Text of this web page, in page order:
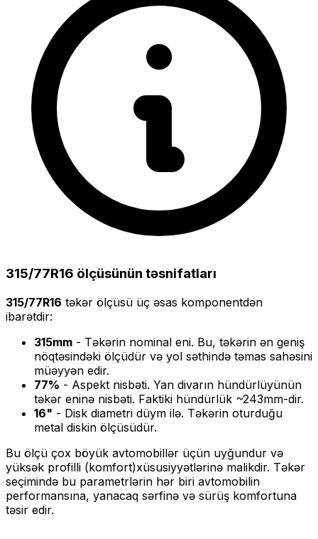
315/77R16 ölçüsünün təsnifatları
315/77R16 təkər ölçüsü üç əsas komponentdən
ibarətdir:
315mm - Təkərin nominal eni. Bu, təkərin ən geniş
nöqtəsindəki ölçüdür və yol səthində təmas sahəsini
müəyyən edir.
77% - Aspekt nisbəti. Yan divarın hündürlüyünün
təkər eninə nisbəti. Faktiki hündürlük ~243mm-dir.
16" - Disk diametri düym ilə. Təkərin oturduğu
metal diskin ölçüsüdür.
Bu ölçü çox böyük avtomobillər üçün uyğundur və
yüksək profilli (komfort)xüsusiyyətlərinə malikdir. Təkər
seçimində bu parametrlərin hər biri avtomobilin
performansına, yanacaq sərfinə və sürüş komfortuna
təsir edir.